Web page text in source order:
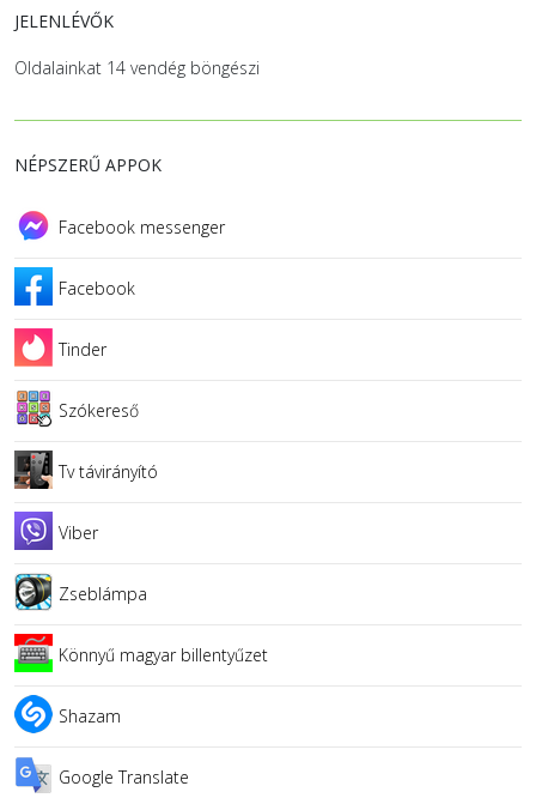
JELENLÉVŐK
Oldalainkat 14 vendég böngészi
NÉPSZERŰ APPOK
Facebook messenger
Facebook
Tinder
Szókereső
Tv távirányító
Viber
Zseblámpa
Könnyű magyar billentyűzet
Shazam
Google Translate